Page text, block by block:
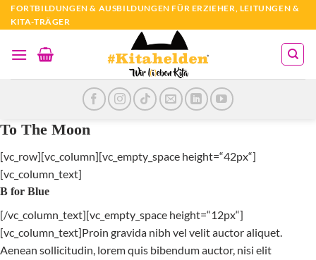
Zum
Inhalt
FORTBILDUNGEN & AUSBILDUNGEN FÜR ERZIEHER, LEITUNGEN &
KITA-TRÄGER
To The Moon
[vc_row][vc_column][vc_empty_space height=“42px“]
[vc_column_text]
B for Blue
[/vc_column_text][vc_empty_space height=“12px“]
[vc_column_text]Proin gravida nibh vel velit auctor aliquet.
Aenean sollicitudin, lorem quis bibendum auctor, nisi elit